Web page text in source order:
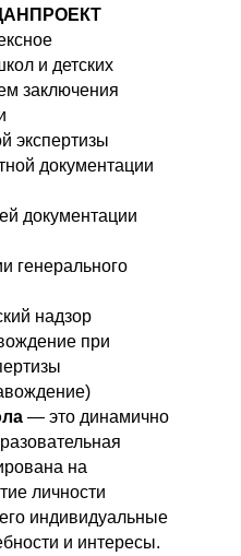
и детских
заключения
экспертизы
документации
документации
генерального
надзор
при
— это динамично
на
личности
индивидуальные
и интересы.